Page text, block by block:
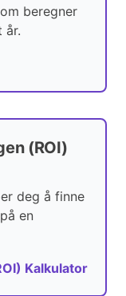
beregner
år.
(ROI)
deg å finne
en
Kalkulator